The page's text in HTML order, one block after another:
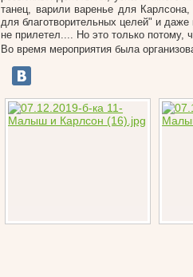
танец, варили варенье для
для благотворительных целей" и
не прилетел.... Но это только потому,
Во время мероприятия была